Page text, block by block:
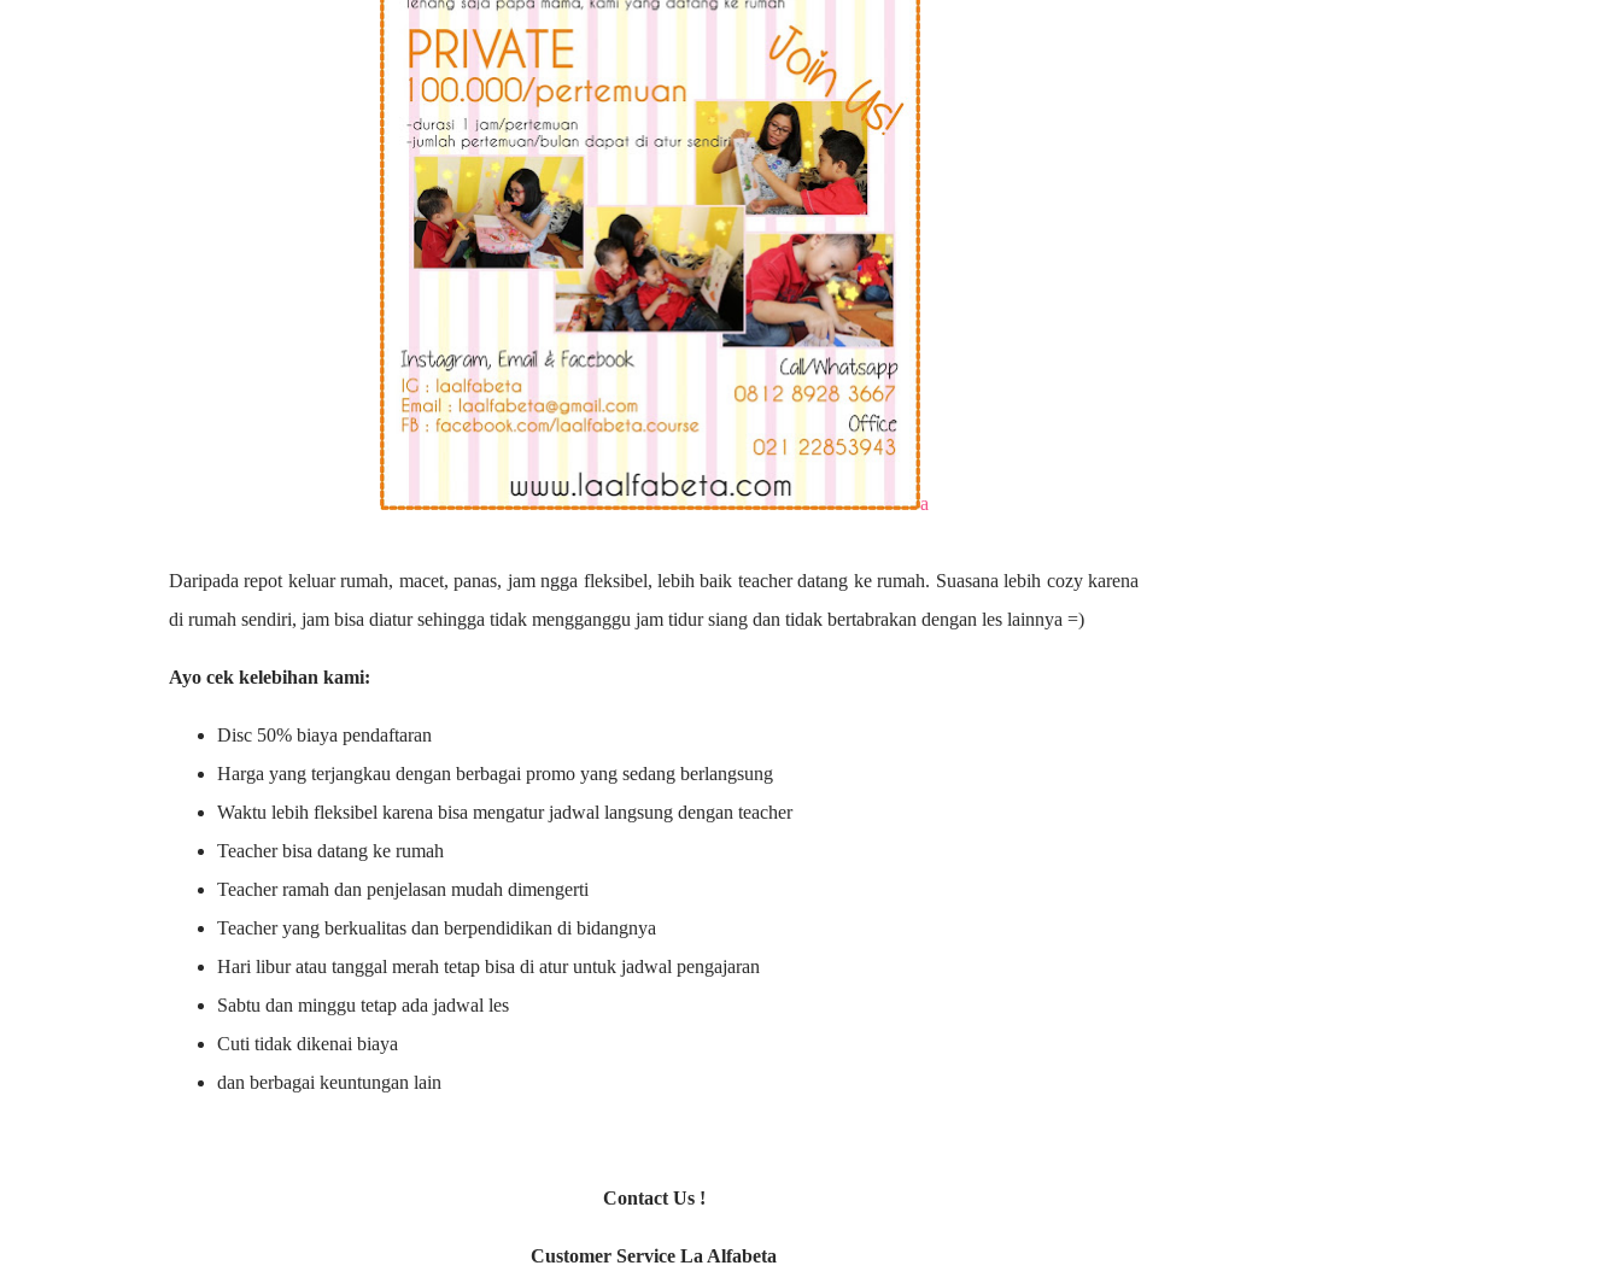
a
Daripada repot keluar rumah, macet, panas, jam ngga fleksibel, lebih baik teacher datang ke rumah. Suasana lebih cozy karena
di rumah sendiri, jam bisa diatur sehingga tidak mengganggu jam tidur siang dan tidak bertabrakan dengan les lainnya =)
Ayo cek kelebihan kami:
Disc 50% biaya pendaftaran
Harga yang terjangkau dengan berbagai promo yang sedang berlangsung
Waktu lebih fleksibel karena bisa mengatur jadwal langsung dengan teacher
Teacher bisa datang ke rumah
Teacher ramah dan penjelasan mudah dimengerti
Teacher yang berkualitas dan berpendidikan di bidangnya
Hari libur atau tanggal merah tetap bisa di atur untuk jadwal pengajaran
Sabtu dan minggu tetap ada jadwal les
Cuti tidak dikenai biaya
dan berbagai keuntungan lain
Contact Us !
Customer Service La Alfabeta